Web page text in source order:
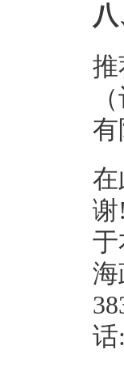
推
有
在
谢
于
海
话